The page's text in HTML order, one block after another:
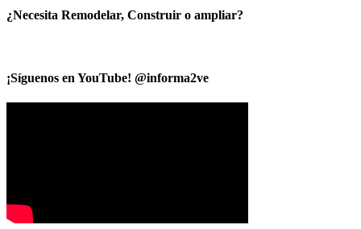
¿Necesita Remodelar, Construir o ampliar?
¡Síguenos en YouTube! @informa2ve